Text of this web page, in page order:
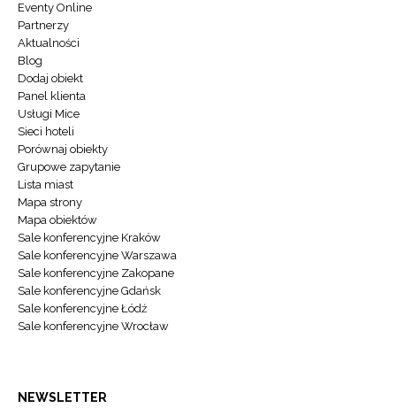
Eventy Online
Partnerzy
Aktualności
Blog
Dodaj obiekt
Panel klienta
Usługi Mice
Sieci hoteli
Porównaj obiekty
Grupowe zapytanie
Lista miast
Mapa strony
Mapa obiektów
Sale konferencyjne Kraków
Sale konferencyjne Warszawa
Sale konferencyjne Zakopane
Sale konferencyjne Gdańsk
Sale konferencyjne Łódź
Sale konferencyjne Wrocław
NEWSLETTER